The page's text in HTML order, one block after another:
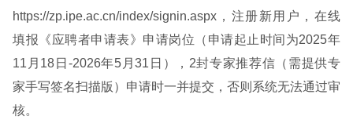
https://zp.ipe.ac.cn/index/signin.aspx，注册新用户，在线
填报《应聘者申请表》申请岗位（申请起止时间为2025年
11月18日-2026年5月31日），2封专家推荐信（需提供专
家手写签名扫描版）申请时一并提交，否则系统无法通过审
核。